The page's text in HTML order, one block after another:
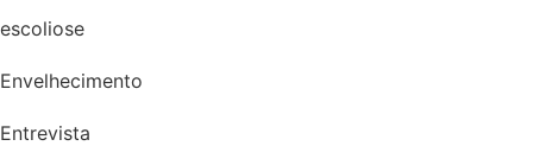
escoliose
Envelhecimento
Entrevista